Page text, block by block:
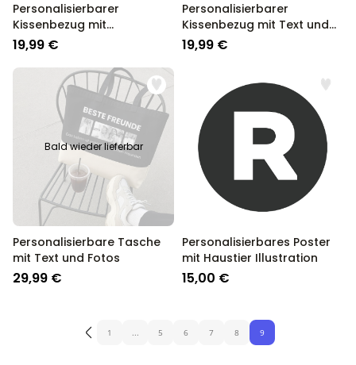
Personalisierbarer
Kissenbezug mit
Monogramm
19,99 €
Personalisierbarer
Kissenbezug mit Text und
Symbole
19,99 €
Bald wieder lieferbar
Personalisierbare Tasche
mit Text und Fotos
29,99 €
Personalisierbares Poster
mit Haustier Illustration
15,00 €
1 ... 5 6 7 8 9